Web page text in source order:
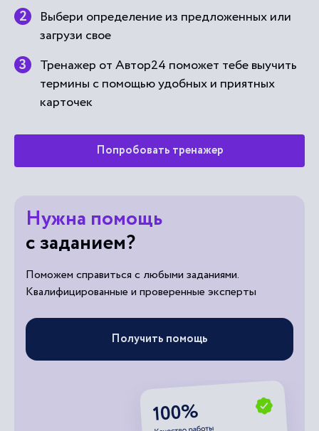
Выбери определение из предложенных или
загрузи свое
Тренажер от Автор24 поможет тебе выучить
термины с помощью удобных и приятных
карточек
Попробовать тренажер
Нужна помощь
с заданием?
Поможем справиться с любыми заданиями.
Квалифицированные и проверенные эксперты
Получить помощь